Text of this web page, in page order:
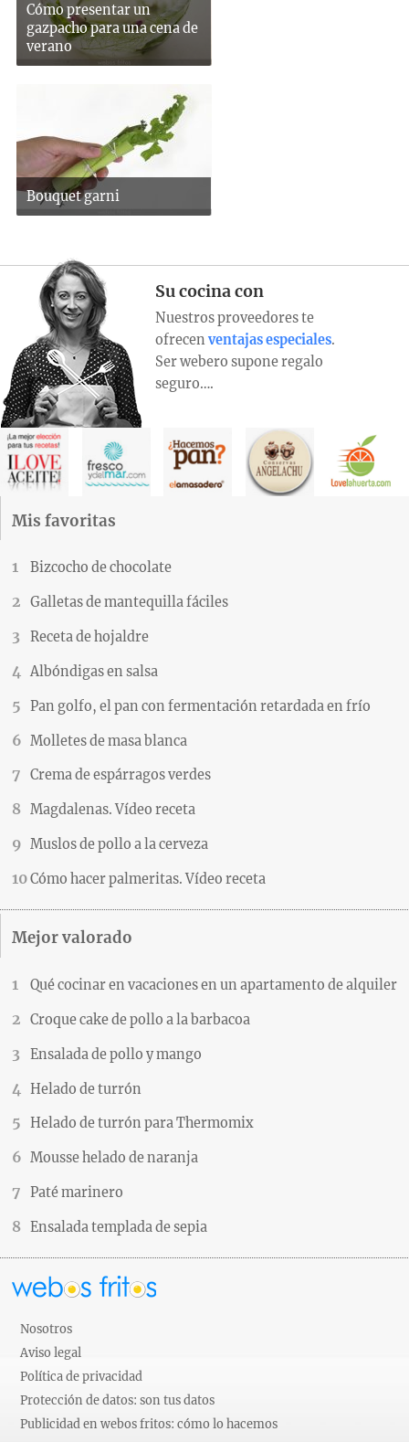
Cómo presentar un
gazpacho para una cena de
verano
Bouquet garni
Su cocina con
Nuestros proveedores te
ofrecen ventajas especiales.
Ser webero supone regalo
seguro….
Mis favoritas
Bizcocho de chocolate
Galletas de mantequilla fáciles
Receta de hojaldre
Albóndigas en salsa
Pan golfo, el pan con fermentación retardada en frío
Molletes de masa blanca
Crema de espárragos verdes
Magdalenas. Vídeo receta
Muslos de pollo a la cerveza
Cómo hacer palmeritas. Vídeo receta
Mejor valorado
Qué cocinar en vacaciones en un apartamento de alquiler
Croque cake de pollo a la barbacoa
Ensalada de pollo y mango
Helado de turrón
Helado de turrón para Thermomix
Mousse helado de naranja
Paté marinero
Ensalada templada de sepia
Nosotros
Aviso legal
Política de privacidad
Protección de datos: son tus datos
Publicidad en webos fritos: cómo lo hacemos